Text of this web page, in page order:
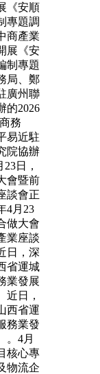
《安順
專題調
商產業
展《安
制專題
局、鄭
廣州聯
的2026
務
易近駐
院協辦
日，
會暨前
談會正
4月23
做大會
業座談
日，深
省運城
業發展
近日，
西省運
務業發
。4月
核心專
物流企